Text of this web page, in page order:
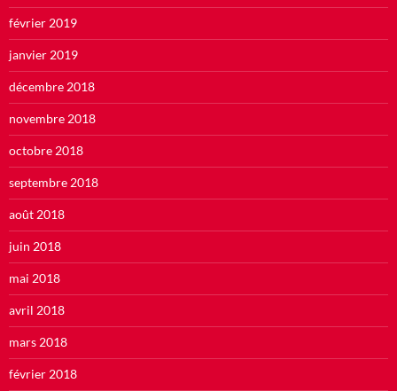
février 2019
janvier 2019
décembre 2018
novembre 2018
octobre 2018
septembre 2018
août 2018
juin 2018
mai 2018
avril 2018
mars 2018
février 2018